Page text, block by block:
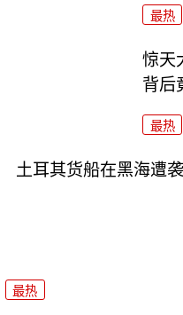
最热
惊天
背后
最热
土耳其货船在黑海遭
最热